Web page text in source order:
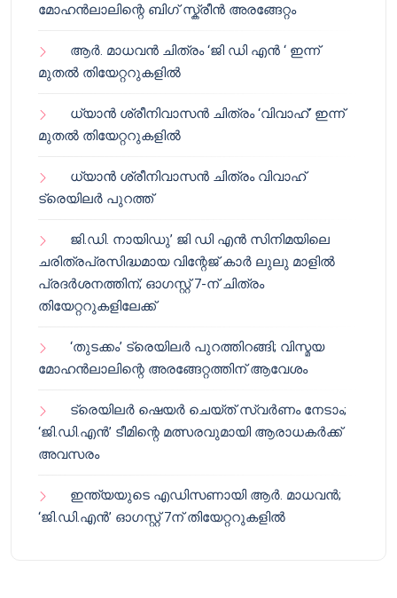
മോഹൻലാലിന്റെ ബിഗ് സ്ക്രീൻ അരങ്ങേറ്റം
ആർ. മാധവൻ ചിത്രം ‘ജി ഡി എൻ ‘ ഇന്ന്
മുതൽ തിയേറ്ററുകളിൽ
ധ്യാൻ ശ്രീനിവാസൻ ചിത്രം ‘വിവാഹ്’ ഇന്ന്
മുതൽ തിയേറ്ററുകളിൽ
ധ്യാൻ ശ്രീനിവാസൻ ചിത്രം വിവാഹ്
ട്രെയിലർ പുറത്ത്
ജി.ഡി. നായിഡു’ ജി ഡി എൻ സിനിമയിലെ
ചരിത്രപ്രസിദ്ധമായ വിന്റേജ് കാർ ലുലു മാളിൽ
പ്രദർശനത്തിന്; ഓഗസ്റ്റ് 7-ന് ചിത്രം
തിയേറ്ററുകളിലേക്ക്
‘തുടക്കം’ ട്രെയിലർ പുറത്തിറങ്ങി; വിസ്മയ
മോഹൻലാലിന്റെ അരങ്ങേറ്റത്തിന് ആവേശം
ട്രെയിലർ ഷെയർ ചെയ്‌ത് സ്വർണം നേടാം;
‘ജി.ഡി.എൻ’ ടീമിന്റെ മത്സരവുമായി ആരാധകർക്ക്
അവസരം
ഇന്ത്യയുടെ എഡിസണായി ആർ. മാധവൻ;
‘ജി.ഡി.എൻ’ ഓഗസ്റ്റ് 7ന് തിയേറ്ററുകളിൽ